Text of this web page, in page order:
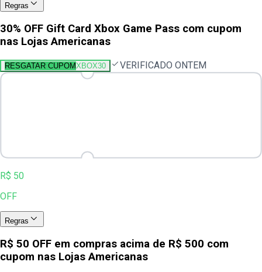
Regras
30% OFF Gift Card Xbox Game Pass com cupom
nas Lojas Americanas
RESGATAR CUPOMXBOX30 VERIFICADO ONTEM
R$ 50
OFF
Regras
R$ 50 OFF em compras acima de R$ 500 com
cupom nas Lojas Americanas